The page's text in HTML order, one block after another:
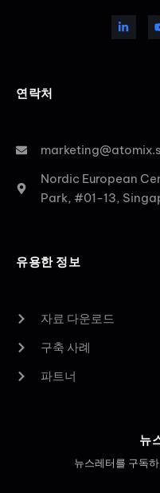
연락처
Nordic European
Park, #01-13,
유용한 정보
자료 다운로드
구축 사례
파트너
뉴
뉴스레터를 구독